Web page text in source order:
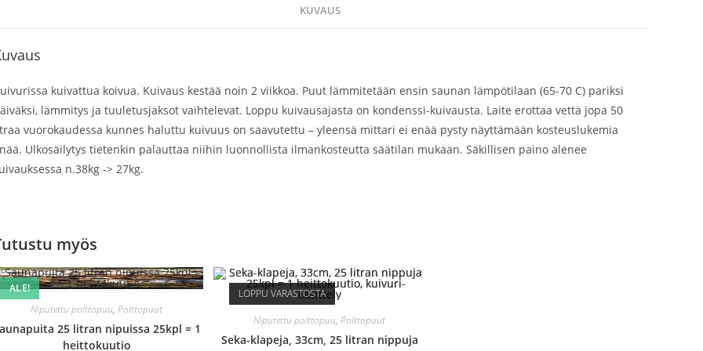
KUVAUS
kuivattua koivua. Kuivaus kestää noin 2 viikkoa. Puut lämmitetään ensin saunan lämpötilaan (65-70 C) pariksi
lämmitys ja tuuletusjaksot vaihtelevat. Loppu kuivausajasta on kondenssi-kuivausta. Laite erottaa vettä jopa 50
vuorokaudessa kunnes haluttu kuivuus on saavutettu – yleensä mittari ei enää pysty näyttämään kosteuslukemia
Ulkosäilytys tietenkin palauttaa niihin luonnollista ilmankosteutta säätilan mukaan. Säkillisen paino alenee
n.38kg -> 27kg.
myös
ALE!
Niputettu polttopuu,Polttopuut
25 litran nipuissa 25kpl = 1
heittokuutio
LOPPU VARASTOSTA
Niputettu polttopuu,Polttopuut
Seka-klapeja, 33cm, 25 litran nippuja